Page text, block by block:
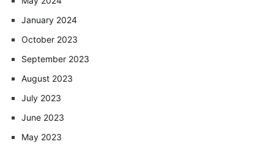
January 2024
October 2023
September 2023
August 2023
July 2023
June 2023
May 2023